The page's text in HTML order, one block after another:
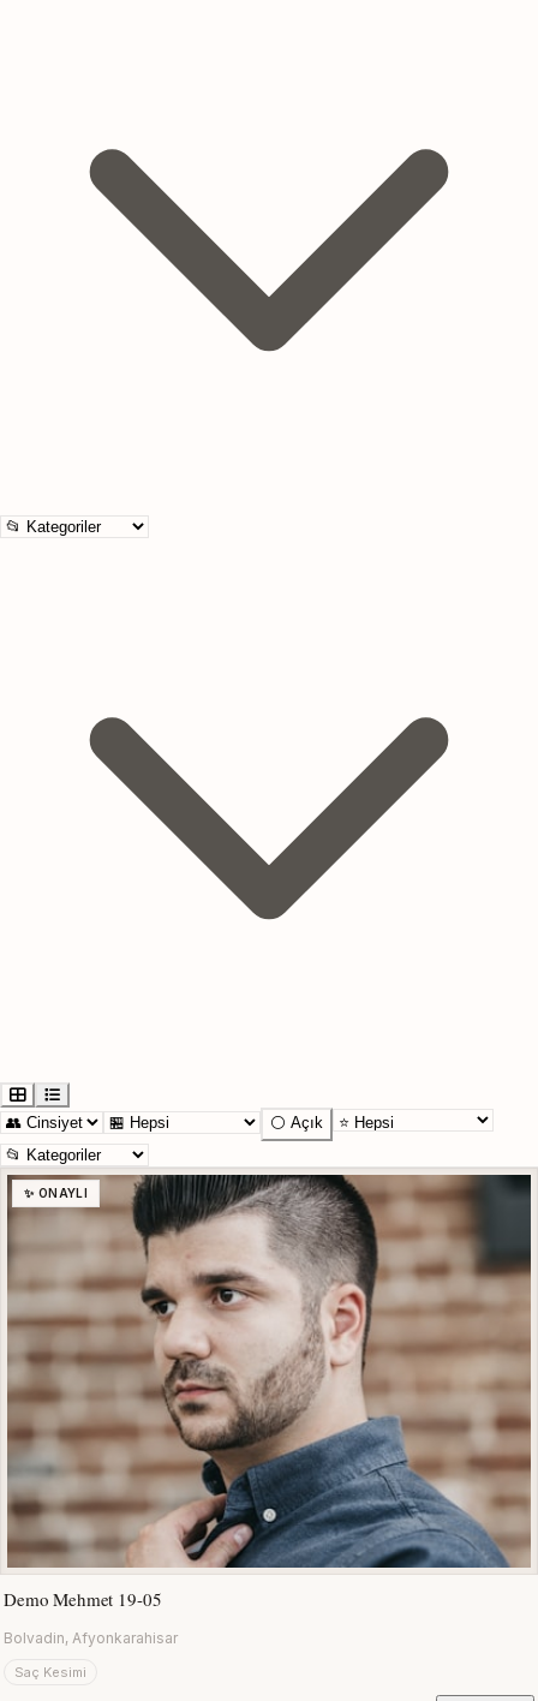
⚪ Açık
✨ ONAYLI
Demo Mehmet 19-05
Bolvadin, Afyonkarahisar
Saç Kesimi